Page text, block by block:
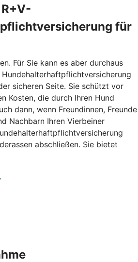
für
Für Sie kann es aber durchaus
sicheren Seite. Sie schützt vor
Kosten, die durch Ihren Hund
dann, wenn Freundinnen, Freunde
Nachbarn Ihren Vierbeiner
abschließen. Sie bietet